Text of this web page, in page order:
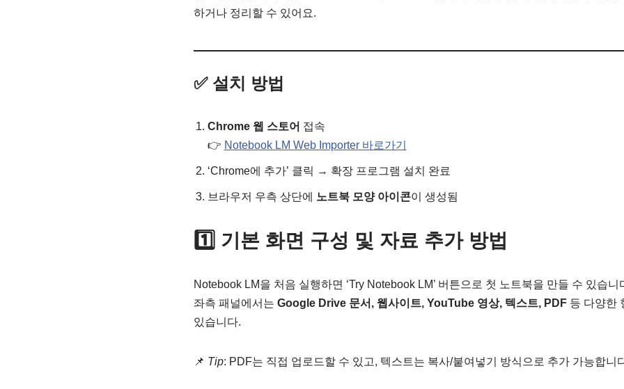
하거나 정리할 수 있어요.
✅ 설치 방법
Chrome 웹 스토어 접속
👉 Notebook LM Web Importer 바로가기
‘Chrome에 추가’ 클릭 → 확장 프로그램 설치 완료
브라우저 우측 상단에 노트북 모양 아이콘이 생성됨
1️⃣ 기본 화면 구성 및 자료 추가 방법
Notebook LM을 처음 실행하면 ‘Try Notebook LM’ 버튼으로 첫 노트북을 만들 수 있습니
좌측 패널에서는 Google Drive 문서, 웹사이트, YouTube 영상, 텍스트, PDF등 다양한
있습니다.
📌 Tip: PDF는 직접 업로드할 수 있고, 텍스트는 복사/붙여넣기 방식으로 추가 가능합니